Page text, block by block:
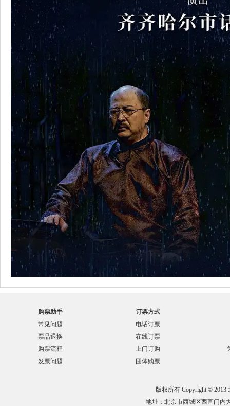
购票助手
常见问题
票品退换
购票流程
发票问题
订票方式
电话订票
在线订票
上门订购
团体购票
版权所有 Copyright © 2013
地址：北京市西城区西直门内